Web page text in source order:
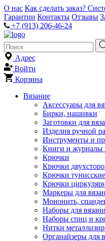
О нас Как сделать заказ?
Гарантии Контакты Отзывы
+7 (913) 206-46-24
Адрес
Войти
Корзина
Вязание
Аксессуары для
Бирки, нашивки
Заготовки для
Изделия ручной
Инструменты и
Книги и журналы
Крючки
Крючки
Крючки тунисские
Крючки
Маркеры для
Мононить,
Наборы для
Наборы спиц и
Нитки
Органайзеры для